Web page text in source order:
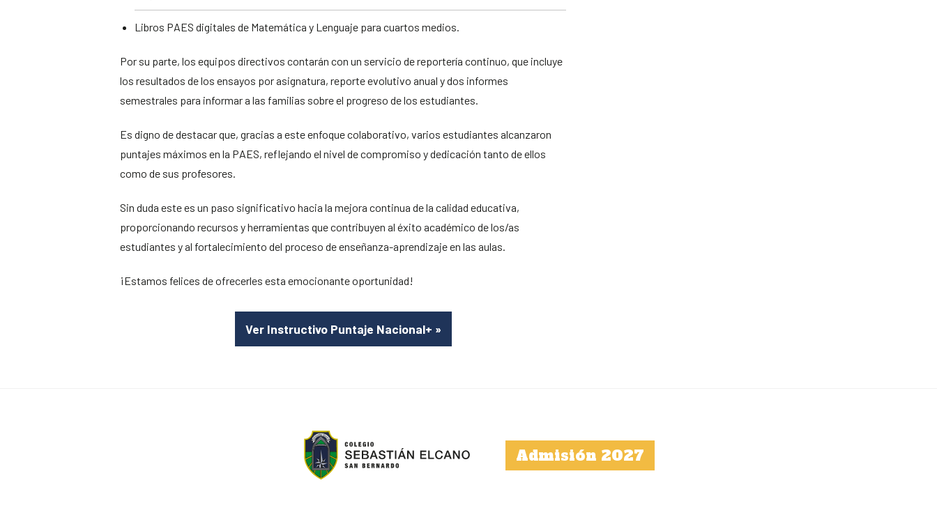
Libros PAES digitales de Matemática y Lenguaje para cuartos medios.
Por su parte, los equipos directivos contarán con un servicio de reportería continuo, que incluye
los resultados de los ensayos por asignatura, reporte evolutivo anual y dos informes
semestrales para informar a las familias sobre el progreso de los estudiantes.
Es digno de destacar que, gracias a este enfoque colaborativo, varios estudiantes alcanzaron
puntajes máximos en la PAES, reflejando el nivel de compromiso y dedicación tanto de ellos
como de sus profesores.
Sin duda este es un paso significativo hacia la mejora continua de la calidad educativa,
proporcionando recursos y herramientas que contribuyen al éxito académico de los/as
estudiantes y al fortalecimiento del proceso de enseñanza-aprendizaje en las aulas.
¡Estamos felices de ofrecerles esta emocionante oportunidad!
Ver Instructivo Puntaje Nacional+ »
Admisión 2027